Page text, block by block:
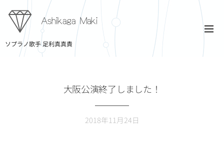
Ashikaga Maki
ソプラノ歌手 足利真真貴
大阪公演終了しました！
2018年11月24日